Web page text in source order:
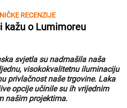
RECENZIJE
kažu o Lumimoreu
svjetla su nadmašila naša
visokokvalitetnu iluminaciju
privlačnost naše trgovine. Laka
opcije učinile su ih vrijednim
našim projektima.